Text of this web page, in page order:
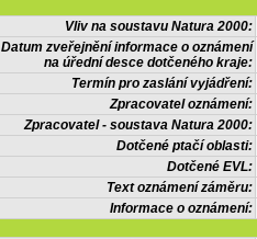
Vliv na soustavu Natura 2000:
Datum zveřejnění informace o oznámení
na úřední desce dotčeného kraje:
Termín pro zaslání vyjádření:
Zpracovatel oznámení:
Zpracovatel - soustava Natura 2000:
Dotčené ptačí oblasti:
Dotčené EVL:
Text oznámení záměru:
Informace o oznámení: